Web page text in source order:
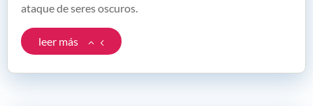
ataque de seres oscuros.
leer más